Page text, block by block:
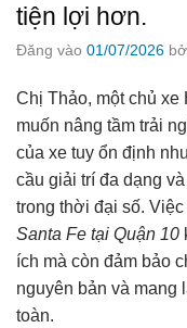
tiện lợi hơn.
Đăng vào 01/07/2026
Chị Thảo, một chủ xe
muốn nâng tầm trải
của xe tuy ổn định
cầu giải trí đa dạng
trong thời đại số. Việc
Santa Fe tại Quận 10
ích mà còn đảm bảo
nguyên bản và mang
toàn.